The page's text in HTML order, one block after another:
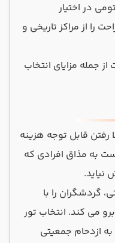
در اختیار
را از مراکز تاریخی و
جمله مزایای انتخاب
رفتن قابل توجه هزینه
به مذاق افرادی که
گردشگران را با
می کند. انتخاب تور
ازدحام جمعیتی